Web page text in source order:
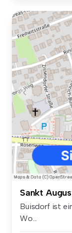
Sankt
Buisdorf ist
Wo...